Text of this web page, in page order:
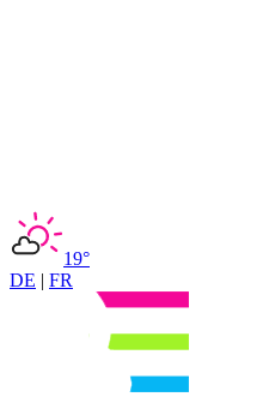
19°
DE | FR